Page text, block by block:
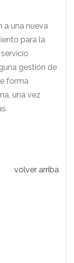
a una nueva
para la
gestión de
forma
una vez
volver arriba